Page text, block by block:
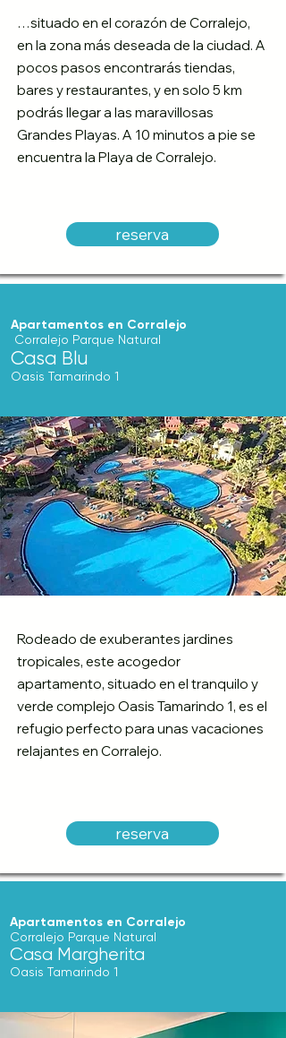
…situado en el corazón de Corralejo,
en la zona más deseada de la ciudad. A
pocos pasos encontrarás tiendas,
bares y restaurantes, y en solo 5 km
podrás llegar a las maravillosas
Grandes Playas. A 10 minutos a pie se
encuentra la Playa de Corralejo.
reserva
Apartamentos en Corralejo
Corralejo Parque Natural
Casa Blu
Oasis Tamarindo 1
Rodeado de exuberantes jardines
tropicales, este acogedor
apartamento, situado en el tranquilo y
verde complejo Oasis Tamarindo 1, es el
refugio perfecto para unas vacaciones
relajantes en Corralejo.
reserva
Apartamentos en Corralejo
Corralejo Parque Natural
Casa Margherita
Oasis Tamarindo 1